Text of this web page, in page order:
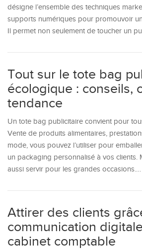
désigne l’ensemble des techniques
supports numériques pour promouvoir
Il permet non seulement de toucher un
Tout sur le tote bag
écologique : conseils,
tendance
Un tote bag publicitaire convient pour
Vente de produits alimentaires,
mode, vous pouvez l’utiliser pour
un packaging personnalisé à vos clients.
aussi servir pour les grandes occasions.…
Attirer des clients
communication
cabinet comptable